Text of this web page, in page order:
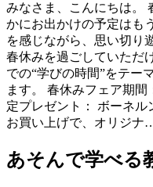
みなさま、こんにちは。
かにお出かけの予定はも
を感じながら、思い切り
春休みを過ごしていただ
での“学びの時間”をテー
ます。 春休みフェア期間
定プレゼント： ボーネル
お買い上げで、オリジナ
あそんで学べる